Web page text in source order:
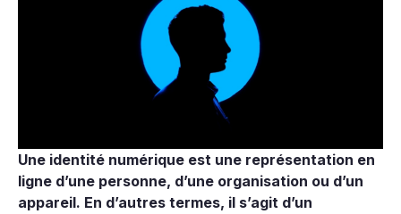
Une identité numérique est une représentation en
ligne d’une personne, d’une organisation ou d’un
appareil. En d’autres termes, il s’agit d’un